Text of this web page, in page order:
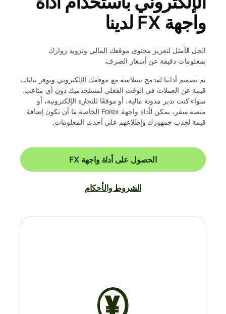
واجهة FX لدينا
الحل الأمثل لتعزيز محتوى موقعك المالي وتزويد زوارك
بمعلومات دقيقة عن أسعار الصرف.
تم تصميم أداتنا لتندمج بسلاسة مع موقعك الإلكتروني وتوفر بيانات
قيمة عن العملات في الوقت الفعلي لمستخدميك دون أي متاعب.
سواء كنت تدير مدونة مالية، أو موقعًا للتجارة الإلكترونية، أو
منصة سفر، يمكن لأداة واجهة Forex الخاصة بنا أن تكون إضافة
قيمة لجذب جمهورك وإطلاعهم على أحدث المعلومات.
الحصول على أداة واجهة FX
الشروط والأحكام